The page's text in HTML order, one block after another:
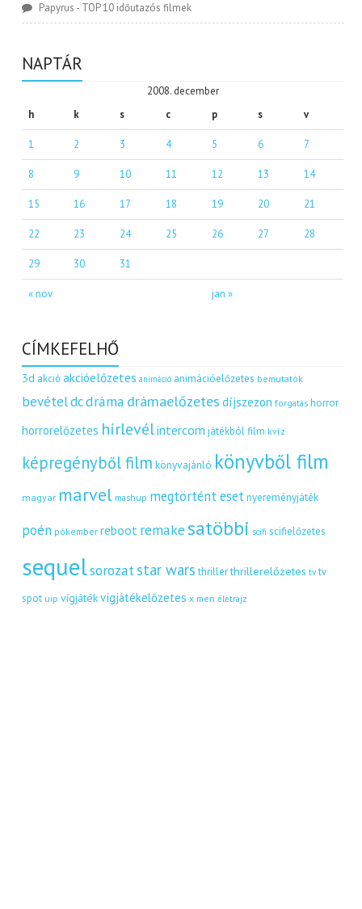
Papyrus - TOP 10 időutazós filmek
NAPTÁR
2008. december
h
k s c p s v
« nov jan »
1 2 3 4 5 6 7
8 9 10 11 12 13 14
15 16 17 18 19 20 21
22 23 24 25 26 27 28
29 30 31
CÍMKEFELHŐ
3d akció akcióelőzetes animáció animációelőzetes bemutatók
bevételdcdráma drámaelőzetes díjszezon forgatás horror
horrorelőzetes hírlevélintercom játékból film kvíz
képregényből film könyvajánló könyvből film
magyar marvel mashup megtörtént eset nyereményjáték
poén pókember reboot remakesatöbbi scifi scifielőzetes
sequelsorozatstar wars thriller thrillerelőzetes tv tv
spot uip vígjátékvígjátékelőzetes x men életrajz